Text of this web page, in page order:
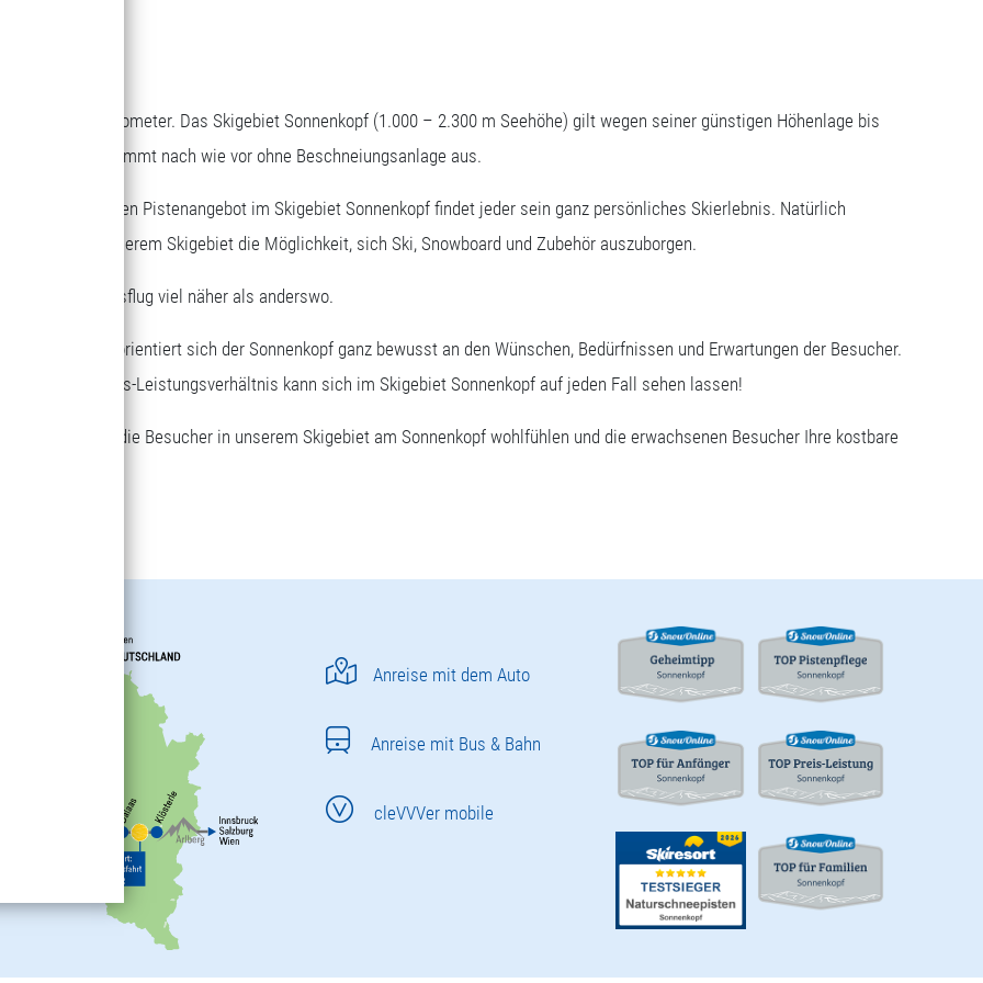
Pistenkilometer. Das Skigebiet Sonnenkopf (1.000 – 2.300 m Seehöhe) gilt wegen seiner günstigen Höhenlage bis
und kommt nach wie vor ohne Beschneiungsanlage aus.
dem vielseitigen Pistenangebot im Skigebiet Sonnenkopf findet jeder sein ganz persönliches Skierlebnis. Natürlich
in unserem Skigebiet die Möglichkeit, sich Ski, Snowboard und Zubehör auszuborgen.
beim Tagesausflug viel näher als anderswo.
und Kinder orientiert sich der Sonnenkopf ganz bewusst an den Wünschen, Bedürfnissen und Erwartungen der Besucher.
Das Preis-Leistungsverhältnis kann sich im Skigebiet Sonnenkopf auf jeden Fall sehen lassen!
dass sich die Besucher in unserem Skigebiet am Sonnenkopf wohlfühlen und die erwachsenen Besucher Ihre kostbare
Anreise mit dem Auto
Anreise mit Bus & Bahn
cleVVVer mobile